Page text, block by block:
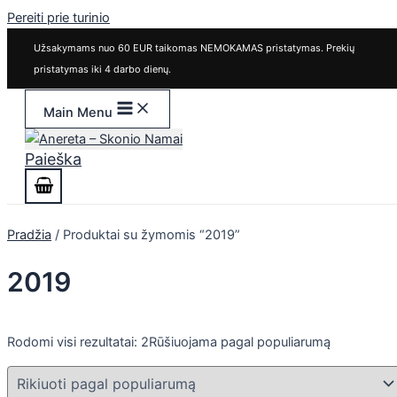
Pereiti prie turinio
Užsakymams nuo 60 EUR taikomas NEMOKAMAS pristatymas. Prekių
pristatymas iki 4 darbo dienų.
Main Menu
Paieška
Pradžia / Produktai su žymomis “2019”
2019
Rodomi visi rezultatai: 2Rūšiuojama pagal populiarumą